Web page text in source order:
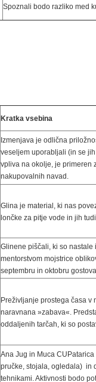
Spoznali bodo razliko med
Kratka vsebina
Izmenjava je odlična
veseljem uporabljali (in se
vpliva na okolje, je primeren
nakupovalnih navad.
Glina je material, ki nas
lončke za pitje vode in jih
Glinene piščali, ki so nastale
mentorstvom mojstrice
septembru in oktobru
Preživljanje prostega časa v
naravnana »zabava«.
oddaljenih tarčah, ki so
Ana Jug in Muca
pručke, stojala, ogledala) in
tehnikami. Aktivnosti bodo